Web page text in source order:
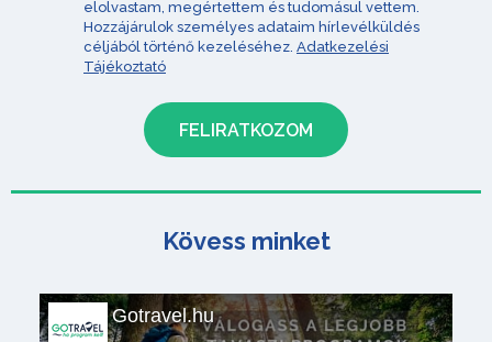
elolvastam, megértettem és tudomásul vettem.
Hozzájárulok személyes adataim hírlevélküldés
céljából történő kezeléséhez. Adatkezelési
Tájékoztató
Kövess minket
Gotravel.hu